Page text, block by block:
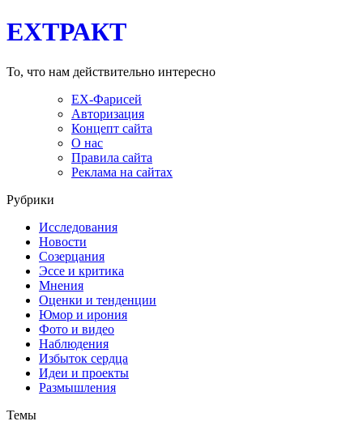
EXТРАКТ
То, что нам действительно интересно
EX-Фарисей
Авторизация
Концепт сайта
О нас
Правила сайта
Реклама на сайтах
Рубрики
Исследования
Новости
Созерцания
Эссе и критика
Мнения
Оценки и тенденции
Юмор и ирония
Фото и видео
Наблюдения
Избыток сердца
Идеи и проекты
Размышления
Темы